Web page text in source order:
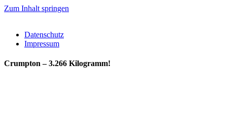
Zum Inhalt springen
Datenschutz
Impressum
Crumpton – 3.266 Kilogramm!